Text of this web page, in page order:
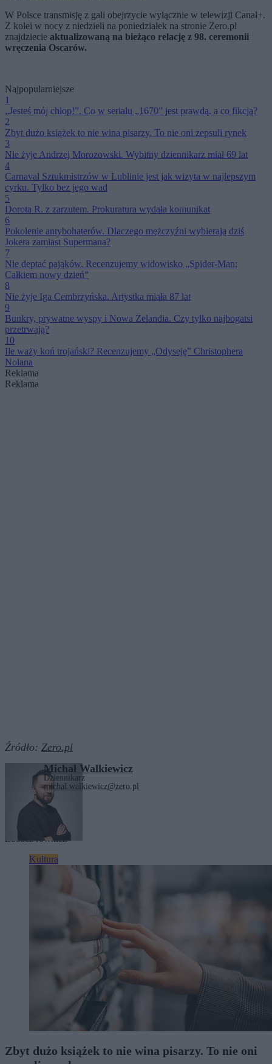
W Polsce transmisję z gali obejrzycie wyłącznie w telewizji Canal+.
Z kolei w nocy z niedzieli na poniedziałek na stronie Zero.pl
znajdziecie aktualizowaną na bieżąco relację z 98. ceremonii
wręczenia Oscarów.
Najpopularniejsze
1
„Jesteś mój chłop!”. Co w serialu „1670” jest prawdą, a co fikcją?
2
Zbyt dużo książek to nie wina pisarzy. To nie oni zepsuli rynek
3
Nie żyje Andrzej Morozowski. Wybitny dziennikarz miał 69 lat
4
Carnaval Sztukmistrzów w Lublinie jest jak wizyta w najlepszym
cyrku. Tylko bez jego wad
5
Dorota R. z zarzutem. Prokuratura wydała komunikat
6
Pokolenie antybohaterów. Dlaczego mężczyźni wybierają dziś
Jokera zamiast Supermana?
7
Nie deptać pająków. Recenzujemy widowisko „Spider-Man:
Całkiem nowy dzień”
8
Nie żyje Iga Cembrzyńska. Artystka miała 87 lat
9
Bunkry, prywatne wyspy i Nowa Zelandia. Czy tylko najbogatsi
przetrwają?
10
Ile waży koń trojański? Recenzujemy „Odyseję” Christophera
Nolana
Reklama
Reklama
Źródło: Zero.pl
Michał Walkiewicz
Dziennikarz
michal.walkiewicz@zero.pl
Oscary
Zobacz również
Kultura
Zbyt dużo książek to nie wina pisarzy. To nie oni